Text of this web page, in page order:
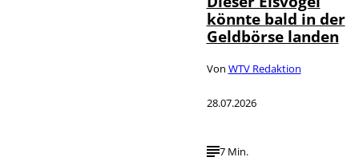
könnte bald in der
Geldbörse landen
Von WTV Redaktion
28.07.2026
7 Min.